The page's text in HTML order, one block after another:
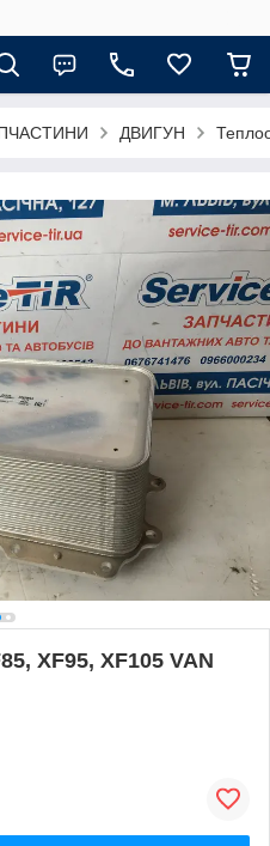
ДВИГУН
XF95, XF105 VAN